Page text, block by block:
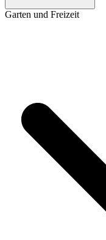
Garten und Freizeit